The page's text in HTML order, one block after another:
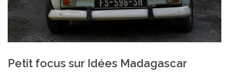
Petit focus sur Idées Madagascar